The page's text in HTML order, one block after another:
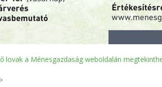
lovak a Ménesgazdaság weboldalán